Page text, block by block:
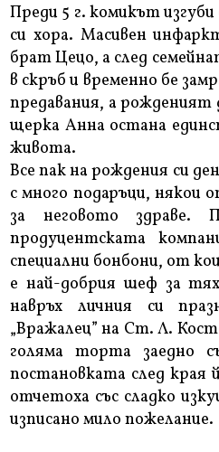
Преди 5 г. комикът
си хора. Масивен
брат Цецо, а след
в скръб и временно бе
предавания, а
щерка Анна остана
живота.
Все пак на рождения си
с много подаръци, някои
за неговото здраве.
продуцентската
специални бонбони, от
е най-добрия шеф за
навръх личния си
„Вражалец” на Ст. Л.
голяма торта заедно
постановката след
отчетоха със сладко
изписано мило пожелание.